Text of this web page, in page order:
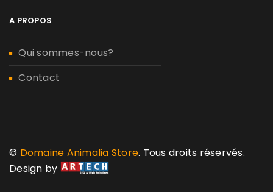
A PROPOS
Qui sommes-nous?
Contact
© Domaine Animalia Store. Tous droits réservés.
Design by